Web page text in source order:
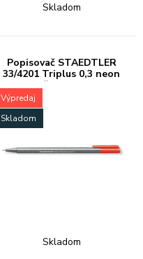
Skladom
Popisovač STAEDTLER
33/4201 Triplus 0,3 neon
červený
Výpredaj
Skladom
Skladom